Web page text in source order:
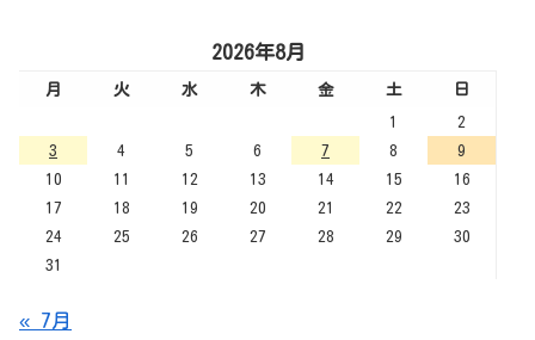
2026年8月
月 火 水 木 金 土
日
1
2
3
4 5 6 7 8
9
10
11 12 13 14 15
16
17
18 19 20 21 22
23
24
25 26 27 28 29
30
31
« 7月